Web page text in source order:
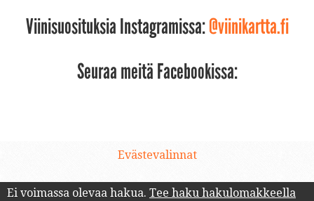
Viinisuosituksia Instagramissa:@viinikartta.fi
Seuraa meitä Facebookissa:
Evästevalinnat
Ei voimassa olevaa hakua. Tee haku hakulomakkeella